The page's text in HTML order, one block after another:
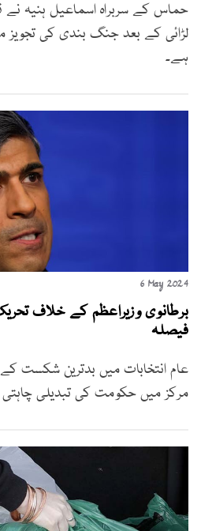
لڑائی کے بعد جنگ بندی کی تجویز
ہے۔
6 May 2024
برطانوی وزیراعظم کے خلاف
فیصلہ
عام انتخابات میں بدترین شکست
مرکز میں حکومت کی تبدیلی چاہتی